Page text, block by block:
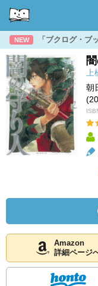
NEW 「ブクログ・ブ
朝
Amazon
詳細ページ